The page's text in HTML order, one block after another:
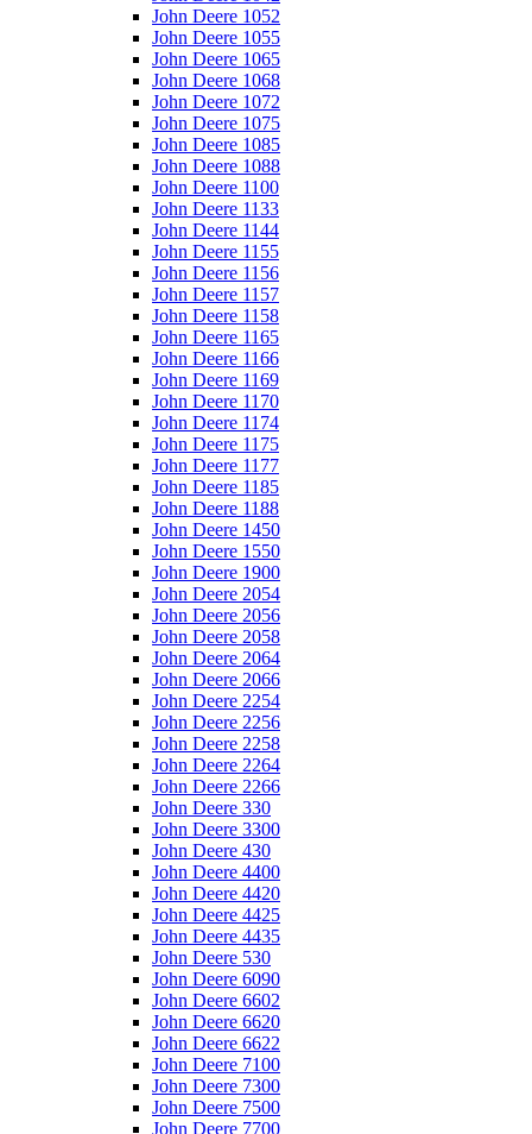
John Deere 1052
John Deere 1055
John Deere 1065
John Deere 1068
John Deere 1072
John Deere 1075
John Deere 1085
John Deere 1088
John Deere 1100
John Deere 1133
John Deere 1144
John Deere 1155
John Deere 1156
John Deere 1157
John Deere 1158
John Deere 1165
John Deere 1166
John Deere 1169
John Deere 1170
John Deere 1174
John Deere 1175
John Deere 1177
John Deere 1185
John Deere 1188
John Deere 1450
John Deere 1550
John Deere 1900
John Deere 2054
John Deere 2056
John Deere 2058
John Deere 2064
John Deere 2066
John Deere 2254
John Deere 2256
John Deere 2258
John Deere 2264
John Deere 2266
John Deere 330
John Deere 3300
John Deere 430
John Deere 4400
John Deere 4420
John Deere 4425
John Deere 4435
John Deere 530
John Deere 6090
John Deere 6602
John Deere 6620
John Deere 6622
John Deere 7100
John Deere 7300
John Deere 7500
John Deere 7700